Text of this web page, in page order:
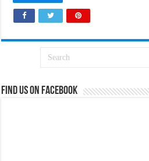
Find us on Facebook